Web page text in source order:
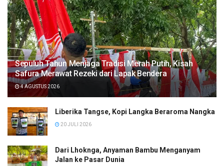
Sepuluh Tahun Menjaga Tradisi Merah Putih, Kisah
Safura Merawat Rezeki dari Lapak Bendera
4 AGUSTUS 2026
Liberika Tangse, Kopi Langka Beraroma Nangka
20 JULI 2026
Dari Lhoknga, Anyaman Bambu Menganyam
Jalan ke Pasar Dunia